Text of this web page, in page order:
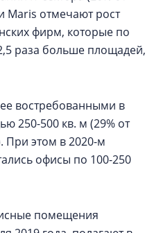
Maris отмечают рост
фирм, которые по
раза больше площадей,
востребованными в
250-500 кв. м (29% от
При этом в 2020-м
офисы по 100-250
помещения